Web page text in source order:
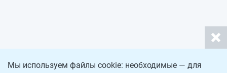
Мы используем файлы cookie: необходимые — для